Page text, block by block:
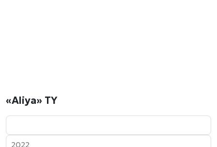
«Aliya» ТҮ